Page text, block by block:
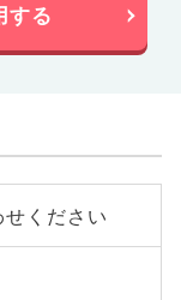
する
ください